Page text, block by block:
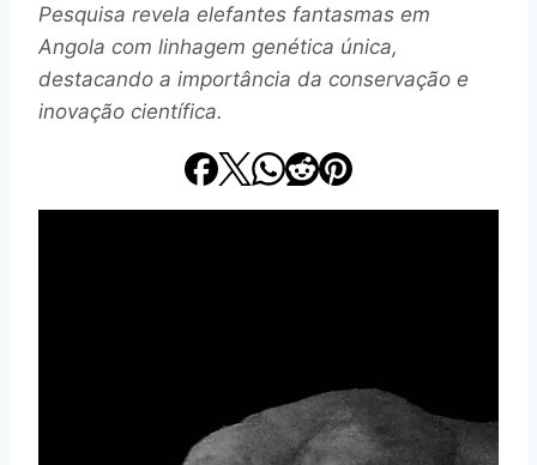
Pesquisa revela elefantes fantasmas em
Angola com linhagem genética única,
destacando a importância da conservação e
inovação científica.